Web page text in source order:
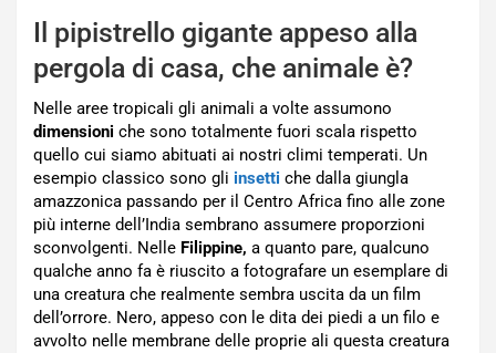
Il pipistrello gigante appeso alla
pergola di casa, che animale è?
Nelle aree tropicali gli animali a volte assumono
dimensioni che sono totalmente fuori scala rispetto
quello cui siamo abituati ai nostri climi temperati. Un
esempio classico sono gli insetti che dalla giungla
amazzonica passando per il Centro Africa fino alle zone
più interne dell’India sembrano assumere proporzioni
sconvolgenti. Nelle Filippine, a quanto pare, qualcuno
qualche anno fa è riuscito a fotografare un esemplare di
una creatura che realmente sembra uscita da un film
dell’orrore. Nero, appeso con le dita dei piedi a un filo e
avvolto nelle membrane delle proprie ali questa creatura